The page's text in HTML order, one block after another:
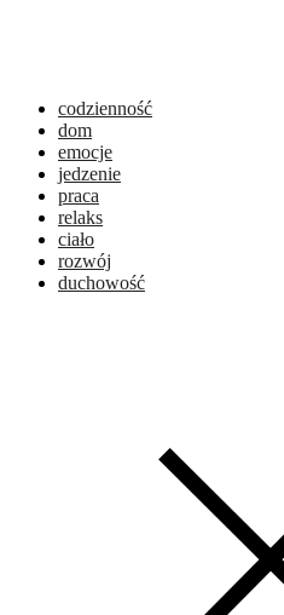
codzienność
dom
emocje
jedzenie
praca
relaks
ciało
rozwój
duchowość